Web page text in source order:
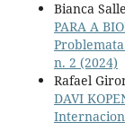
Bianca
PARA A
n. 2 (2024)
Rafael
DAVI